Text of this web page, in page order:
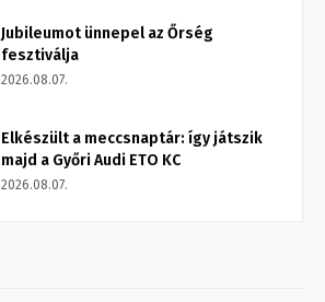
Jubileumot ünnepel az Őrség
fesztiválja
2026.08.07.
Elkészült a meccsnaptár: így játszik
majd a Győri Audi ETO KC
2026.08.07.